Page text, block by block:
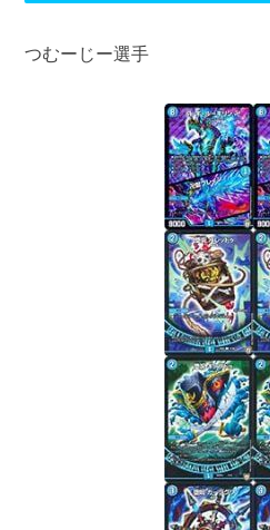
つむーじー選手